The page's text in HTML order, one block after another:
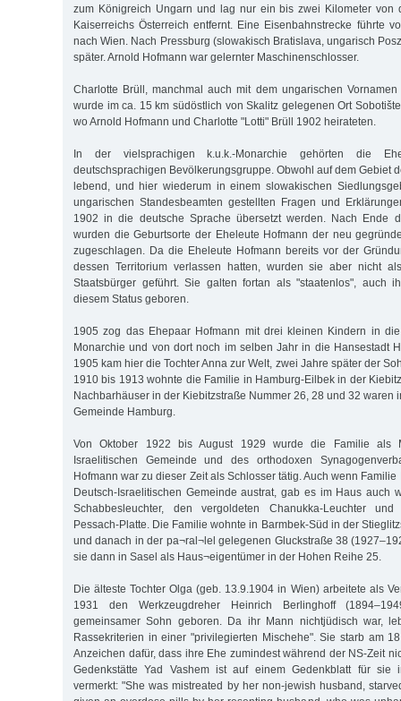
zum Königreich Ungarn und lag nur ein bis zwei Kilometer von
Kaiserreichs Österreich entfernt. Eine Eisenbahnstrecke führte
nach Wien. Nach Pressburg (slowakisch Bratislava, ungarisch
später. Arnold Hofmann war gelernter Maschinenschlosser.
Charlotte Brüll, manchmal auch mit dem ungarischen Vornamen
wurde im ca. 15 km südöstlich von Skalitz gelegenen Ort
wo Arnold Hofmann und Charlotte "Lotti" Brüll 1902 heirateten.
In der vielsprachigen k.u.k.-Monarchie gehörten die
deutschsprachigen Bevölkerungsgruppe. Obwohl auf dem Gebiet
lebend, und hier wiederum in einem slowakischen
ungarischen Standesbeamten gestellten Fragen und
1902 in die deutsche Sprache übersetzt werden. Nach Ende
wurden die Geburtsorte der Eheleute Hofmann der neu
zugeschlagen. Da die Eheleute Hofmann bereits vor der
dessen Territorium verlassen hatten, wurden sie aber nicht
Staatsbürger geführt. Sie galten fortan als "staatenlos", auch
diesem Status geboren.
1905 zog das Ehepaar Hofmann mit drei kleinen Kindern in
Monarchie und von dort noch im selben Jahr in die Hansestadt
1905 kam hier die Tochter Anna zur Welt, zwei Jahre später der
1910 bis 1913 wohnte die Familie in Hamburg-Eilbek in der
Nachbarhäuser in der Kiebitzstraße Nummer 26, 28 und 32 waren
Gemeinde Hamburg.
Von Oktober 1922 bis August 1929 wurde die Familie als
Israelitischen Gemeinde und des orthodoxen
Hofmann war zu dieser Zeit als Schlosser tätig. Auch wenn
Deutsch-Israelitischen Gemeinde austrat, gab es im Haus auch
Schabbesleuchter, den vergoldeten Chanukka-Leuchter
Pessach-Platte. Die Familie wohnte in Barmbek-Süd in der
und danach in der pa¬ral¬lel gelegenen Gluckstraße 38
sie dann in Sasel als Haus¬eigentümer in der Hohen Reihe 25.
Die älteste Tochter Olga (geb. 13.9.1904 in Wien) arbeitete als
1931 den Werkzeugdreher Heinrich Berlinghoff
gemeinsamer Sohn geboren. Da ihr Mann nichtjüdisch war,
Rassekriterien in einer "privilegierten Mischehe". Sie starb am
Anzeichen dafür, dass ihre Ehe zumindest während der NS-Zeit
Gedenkstätte Yad Vashem ist auf einem Gedenkblatt für sie
vermerkt: "She was mistreated by her non-jewish husband,